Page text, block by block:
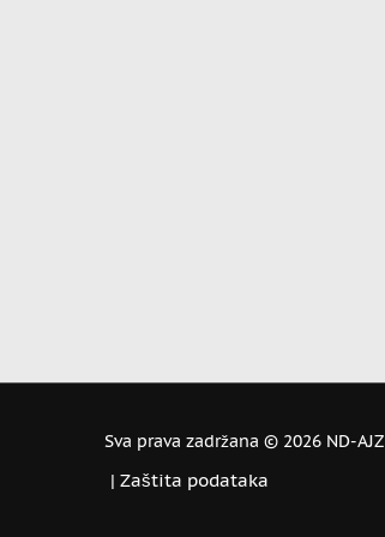
Sva prava zadržana © 2026 ND-AJZ
| Zaštita podataka